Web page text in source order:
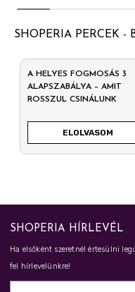
SHOPERIA PERCEK -
A HELYES FOGMOSÁS 3
ALAPSZABÁLYA – AMIT
ROSSZUL CSINÁLUNK
ELOLVASOM
SHOPERIA HÍRLEVÉL
Ha elsőként szeretnél értesülni
fel hírlevelünkre!